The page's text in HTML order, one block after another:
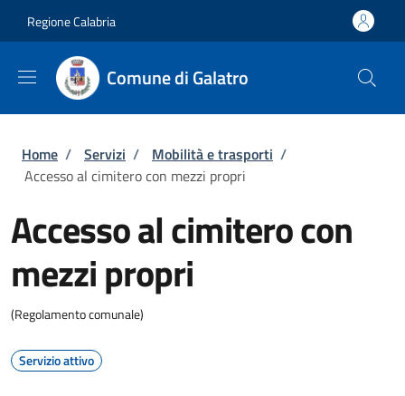
Regione Calabria
Comune di Galatro
Briciole di pane
Home / Servizi / Mobilità e trasporti /
Accesso al cimitero con mezzi propri
Accesso al cimitero con
mezzi propri
(Regolamento comunale)
Servizio attivo